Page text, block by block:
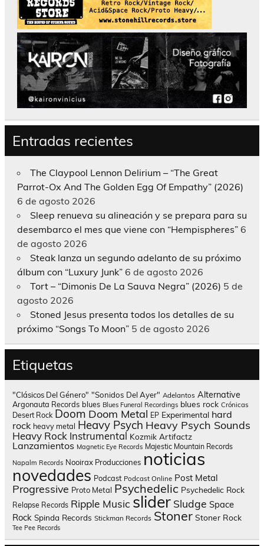
Entradas recientes
The Claypool Lennon Delirium – “The Great
Parrot-Ox And The Golden Egg Of Empathy” (2026)
6 de agosto 2026
Sleep renueva su alineación y se prepara para su
desembarco el mes que viene con “Hempispheres” 6
de agosto 2026
Steak lanza un segundo adelanto de su próximo
álbum con “Luxury Junk” 6 de agosto 2026
Tort – “Dimonis De La Sauva Negra” (2026) 5 de
agosto 2026
Stoned Jesus presenta todos los detalles de su
próximo “Songs To Moon” 5 de agosto 2026
Etiquetas
"Clásicos Del Género" "Sonidos Del Ayer" Adelantos Alternative
Argonauta Records blues Blues Funeral Recordings blues rock Crónicas
Desert Rock Doom Doom Metal EP Experimental hard
rock heavy metal Heavy Psych Heavy Psych Sounds
Heavy Rock Instrumental Kozmik Artifactz
Lanzamientos Magnetic Eye Records Majestic Mountain Records
Napalm Records Nooirax Producciones noticias
novedades Podcast Podcast Online Post Metal
Progressive Proto Metal Psychedelic Psychedelic Rock
Relapse Records Ripple Music slider Sludge Space
Rock Spinda Records Stickman Records Stoner Stoner Rock
Tee Pee Records